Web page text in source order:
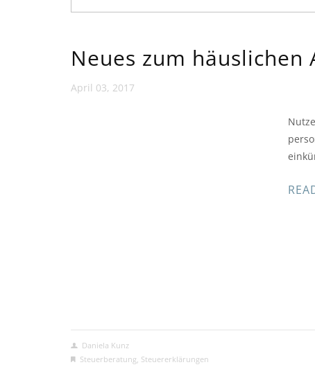
Neues zum
April 03, 2017
Daniela Kunz
Steuerberatung, Steuererklärungen